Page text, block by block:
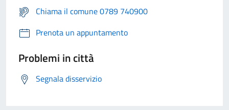
Chiama il comune 0789 740900
Prenota un appuntamento
Problemi in città
Segnala disservizio